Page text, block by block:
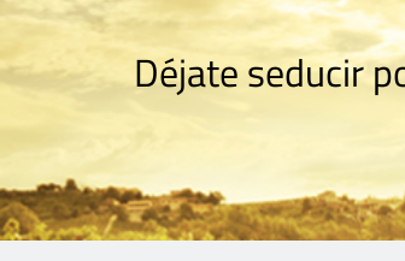
Déjate seducir